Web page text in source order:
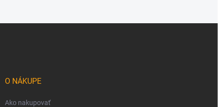
O NÁKUPE
Ako nakupovať